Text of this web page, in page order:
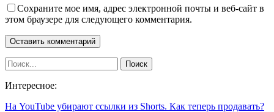
Сохраните мое имя, адрес электронной почты и веб-сайт в
этом браузере для следующего комментария.
Интересное:
На YouTube убирают ссылки из Shorts. Как теперь продавать?